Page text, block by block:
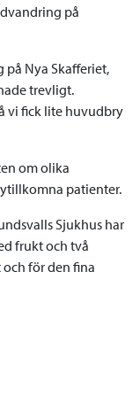
på
Nya Skafferiet,
trevligt.
vi fick lite huvudbry
om olika
patienter.
Sjukhus har
frukt och två
för den fina